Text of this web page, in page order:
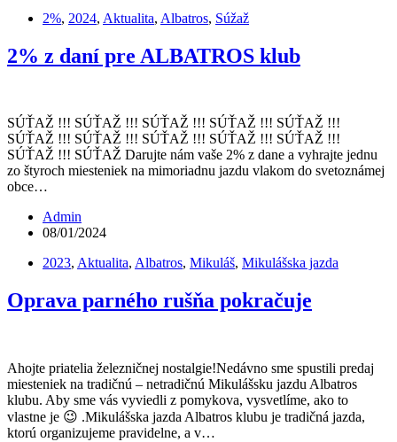
2%, 2024, Aktualita, Albatros, Súžaž
2% z daní pre ALBATROS klub
SÚŤAŽ !!! SÚŤAŽ !!! SÚŤAŽ !!! SÚŤAŽ !!! SÚŤAŽ !!!
SÚŤAŽ !!! SÚŤAŽ !!! SÚŤAŽ !!! SÚŤAŽ !!! SÚŤAŽ !!!
SÚŤAŽ !!! SÚŤAŽ Darujte nám vaše 2% z dane a vyhrajte jednu
zo štyroch miesteniek na mimoriadnu jazdu vlakom do svetoznámej
obce…
Admin
08/01/2024
2023, Aktualita, Albatros, Mikuláš, Mikulášska jazda
Oprava parného rušňa pokračuje
Ahojte priatelia železničnej nostalgie!Nedávno sme spustili predaj
miesteniek na tradičnú – netradičnú Mikulášsku jazdu Albatros
klubu. Aby sme vás vyviedli z pomykova, vysvetlíme, ako to
vlastne je 😉 .Mikulášska jazda Albatros klubu je tradičná jazda,
ktorú organizujeme pravidelne, a v…